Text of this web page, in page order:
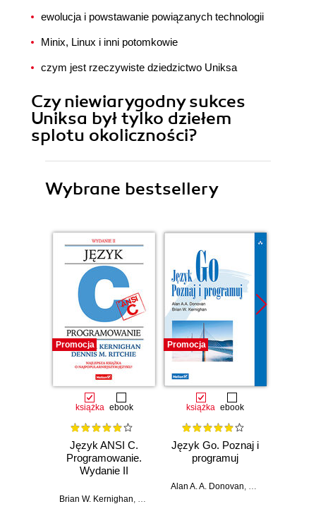
ewolucja i powstawanie powiązanych technologii
Minix, Linux i inni potomkowie
czym jest rzeczywiste dziedzictwo Uniksa
Czy niewiarygodny sukces
Uniksa był tylko dziełem
splotu okoliczności?
Wybrane bestsellery
Promocja
książka ebook
Język ANSI C.
Programowanie.
Wydanie II
Brian W. Kernighan
Promocja
książka ebook
Język Go. Poznaj i
programuj
Alan A. A. Donovan